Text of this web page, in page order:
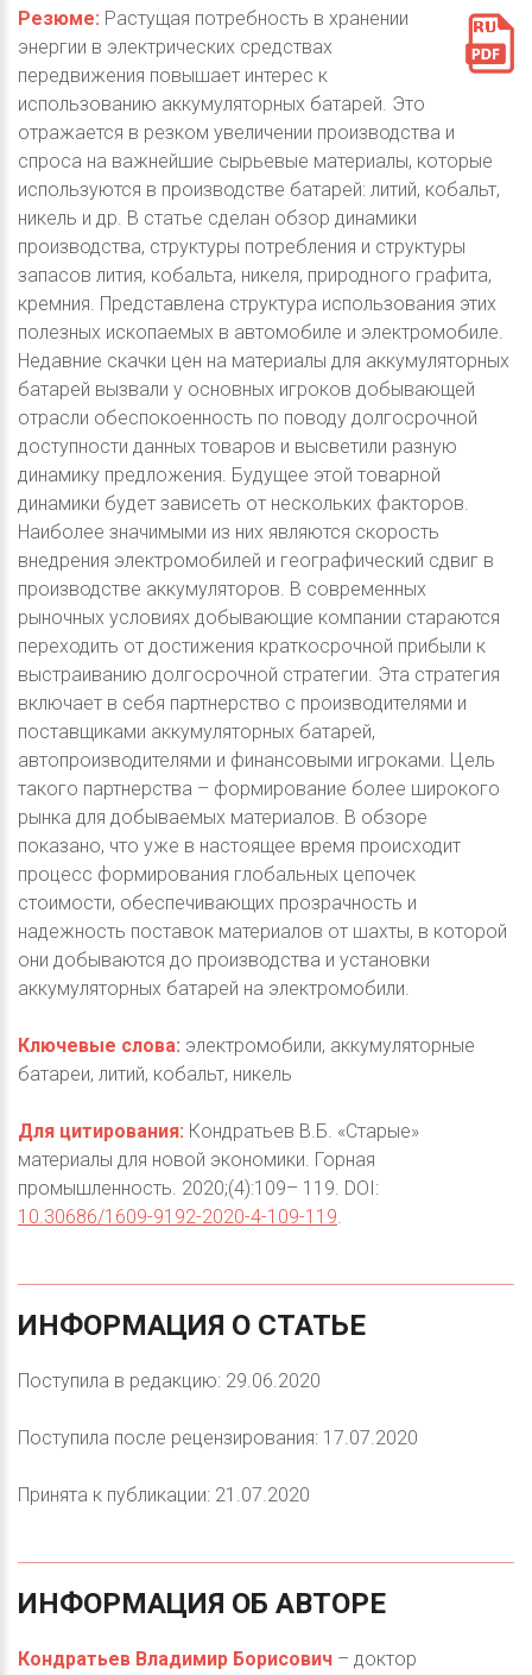
Резюме: Растущая потребность в хранении
энергии в электрических средствах
передвижения повышает интерес к
использованию аккумуляторных батарей. Это
отражается в резком увеличении производства и
спроса на важнейшие сырьевые материалы, которые
используются в производстве батарей: литий, кобальт,
никель и др. В статье сделан обзор динамики
производства, структуры потребления и структуры
запасов лития, кобальта, никеля, природного графита,
кремния. Представлена структура использования этих
полезных ископаемых в автомобиле и электромобиле.
Недавние скачки цен на материалы для аккумуляторных
батарей вызвали у основных игроков добывающей
отрасли обеспокоенность по поводу долгосрочной
доступности данных товаров и высветили разную
динамику предложения. Будущее этой товарной
динамики будет зависеть от нескольких факторов.
Наиболее значимыми из них являются скорость
внедрения электромобилей и географический сдвиг в
производстве аккумуляторов. В современных
рыночных условиях добывающие компании стараются
переходить от достижения краткосрочной прибыли к
выстраиванию долгосрочной стратегии. Эта стратегия
включает в себя партнерство с производителями и
поставщиками аккумуляторных батарей,
автопроизводителями и финансовыми игроками. Цель
такого партнерства – формирование более широкого
рынка для добываемых материалов. В обзоре
показано, что уже в настоящее время происходит
процесс формирования глобальных цепочек
стоимости, обеспечивающих прозрачность и
надежность поставок материалов от шахты, в которой
они добываются до производства и установки
аккумуляторных батарей на электромобили.
Ключевые слова: электромобили, аккумуляторные
батареи, литий, кобальт, никель
Для цитирования: Кондратьев В.Б. «Старые»
материалы для новой экономики. Горная
промышленность. 2020;(4):109– 119. DOI:
10.30686/1609-9192-2020-4-109-119.
ИНФОРМАЦИЯ О СТАТЬЕ
Поступила в редакцию: 29.06.2020
Поступила после рецензирования: 17.07.2020
Принята к публикации: 21.07.2020
ИНФОРМАЦИЯ ОБ АВТОРЕ
Кондратьев Владимир Борисович – доктор